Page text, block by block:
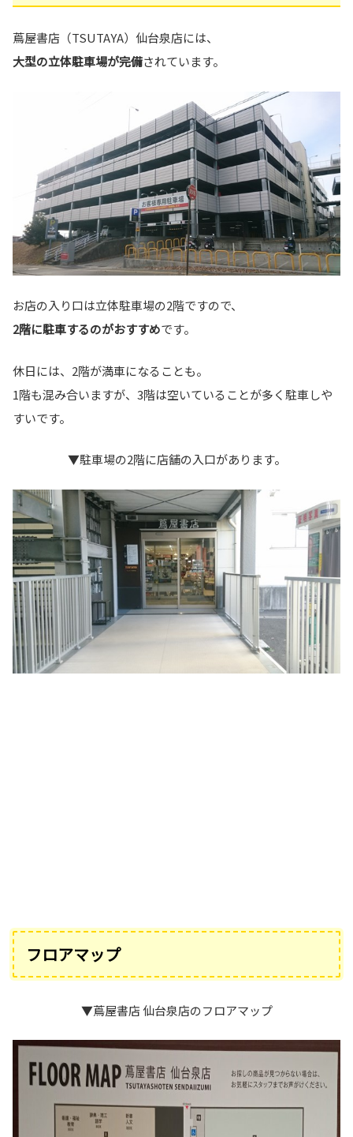
蔦屋書店（TSUTAYA）仙台泉店には、
大型の立体駐車場が完備されています。
お店の入り口は立体駐車場の2階ですので、
2階に駐車するのがおすすめです。
休日には、2階が満車になることも。
1階も混み合いますが、3階は空いていることが多く駐車しや
すいです。
▼駐車場の2階に店舗の入口があります。
フロアマップ
▼蔦屋書店 仙台泉店のフロアマップ